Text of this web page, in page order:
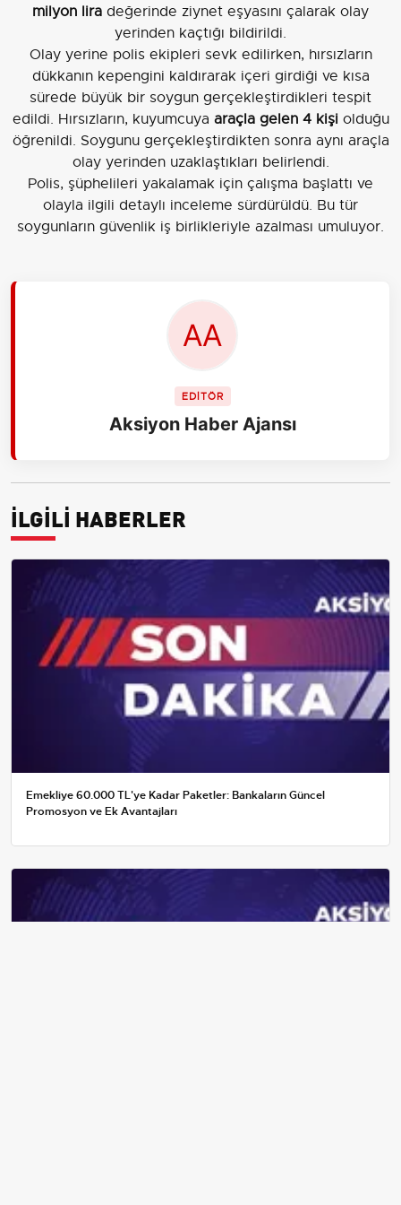
milyon lira değerinde ziynet eşyasını çalarak olay
yerinden kaçtığı bildirildi.
Olay yerine polis ekipleri sevk edilirken, hırsızların
dükkanın kepengini kaldırarak içeri girdiği ve kısa
sürede büyük bir soygun gerçekleştirdikleri tespit
edildi. Hırsızların, kuyumcuya araçla gelen 4 kişiolduğu
öğrenildi. Soygunu gerçekleştirdikten sonra aynı araçla
olay yerinden uzaklaştıkları belirlendi.
Polis, şüphelileri yakalamak için çalışma başlattı ve
olayla ilgili detaylı inceleme sürdürüldü. Bu tür
soygunların güvenlik iş birlikleriyle azalması umuluyor.
EDİTÖR
Aksiyon Haber Ajansı
İLGİLİ HABERLER
Emekliye 60.000 TL'ye Kadar Paketler: Bankaların Güncel
Promosyon ve Ek Avantajları